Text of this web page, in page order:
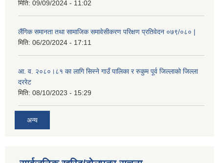
मिति: 09/09/2024 - 11:02
लैंगिक समानता तथा सामाजिक समावेसीकरण परिक्षण प्रतिवेदन ०७९/०८० |
मिति: 06/20/2024 - 17:11
आ. व. २०८०।८१ का लागि सिस्ने गाउँ पालिका र रुकुम पूर्व जिल्लाको जिल्ला
दररेट
मिति: 08/10/2023 - 15:29
अन्य